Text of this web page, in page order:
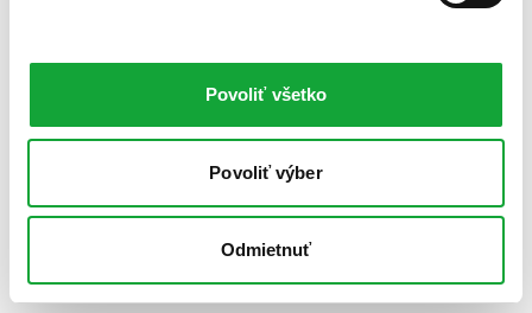
Povoliť všetko
Povoliť výber
Odmietnuť